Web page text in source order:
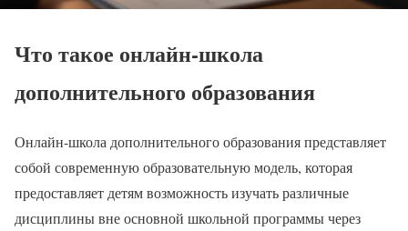
Что такое онлайн-школа
дополнительного образования
Онлайн-школа дополнительного образования представляет
собой современную образовательную модель, которая
предоставляет детям возможность изучать различные
дисциплины вне основной школьной программы через